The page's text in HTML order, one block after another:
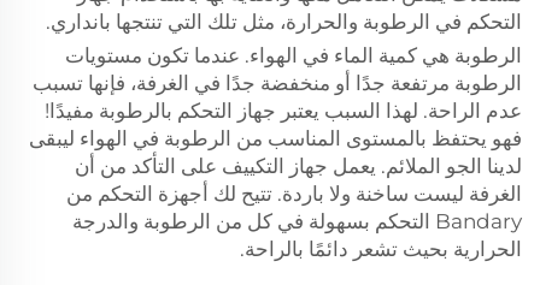
التحكم في الرطوبة والحرارة، مثل تلك التي تنتجها بانداري.
الرطوبة هي كمية الماء في الهواء. عندما تكون مستويات
الرطوبة مرتفعة جدًا أو منخفضة جدًا في الغرفة، فإنها تسبب
عدم الراحة. لهذا السبب يعتبر جهاز التحكم بالرطوبة مفيدًا!
فهو يحتفظ بالمستوى المناسب من الرطوبة في الهواء ليبقى
لدينا الجو الملائم. يعمل جهاز التكييف على التأكد من أن
الغرفة ليست ساخنة ولا باردة. تتيح لك أجهزة التحكم من
Bandary التحكم بسهولة في كل من الرطوبة والدرجة
الحرارية بحيث تشعر دائمًا بالراحة.